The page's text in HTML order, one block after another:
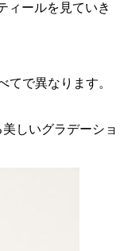
ィールを見ていき
で異なります。
しいグラデーショ